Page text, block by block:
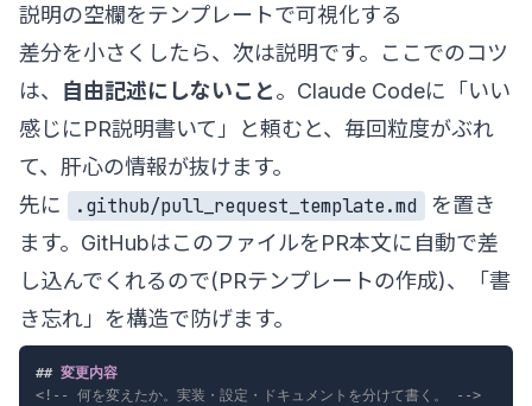
説明の空欄をテンプレートで可視化する
差分を小さくしたら、次は説明です。ここでのコツ
は、 自由記述にしないこと。Claude Codeに「いい
感じにPR説明書いて」と頼むと、毎回粒度がぶれ
て、肝心の情報が抜けます。
先に
.github/pull_request_template.md
を置き
ます。GitHubはこのファイルをPR本文に自動で差
し込んでくれるので(PRテンプレートの作成)、「書
き忘れ」を構造で防げます。
## 変更内容
<!-- 何を変えたか。実装・設定・ドキュメントを分けて書く。 -->